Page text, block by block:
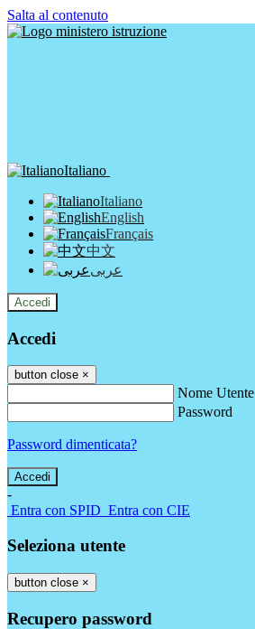
Salta al contenuto
Italiano
Italiano
English
Français
中文
عربى
Accedi
Accedi
button close ×
Nome Utente
Password
Password dimenticata?
-
Entra con SPID Entra con CIE
Seleziona utente
button close ×
Recupero password